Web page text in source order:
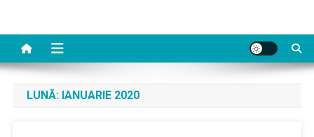
LUNĂ: IANUARIE 2020